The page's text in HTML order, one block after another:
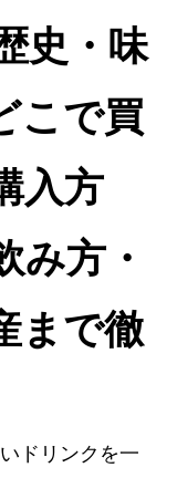
史・味
こで買
入方
み方・
まで徹
ドリンクを一